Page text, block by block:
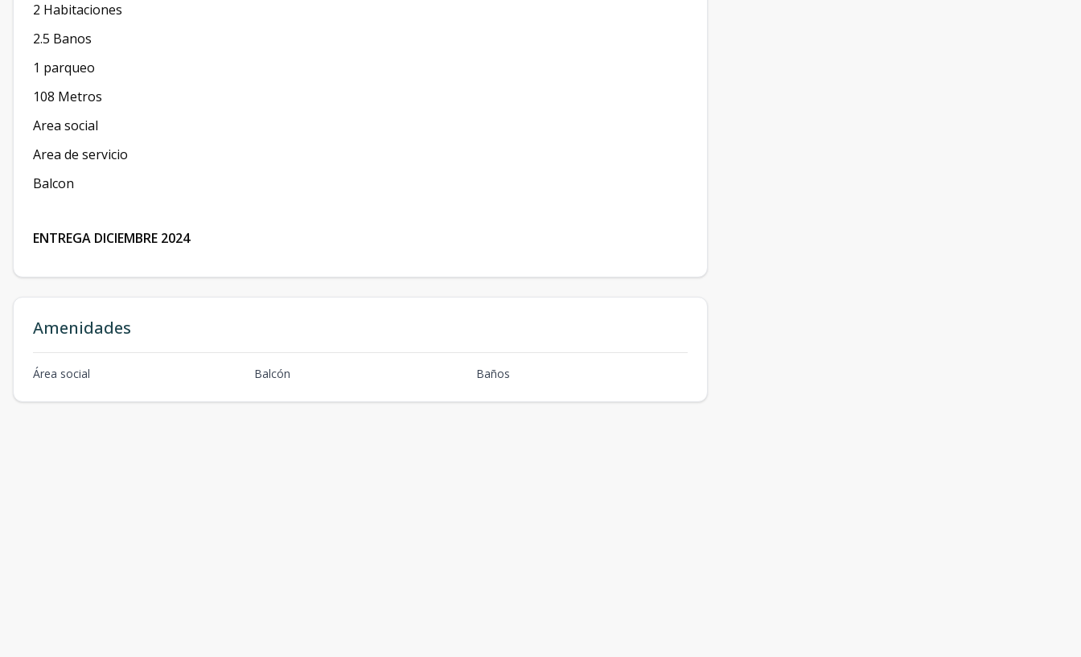
2 Habitaciones
2.5 Banos
1 parqueo
108 Metros
Area social
Area de servicio
Balcon
ENTREGA DICIEMBRE 2024
Amenidades
Área social Balcón Baños